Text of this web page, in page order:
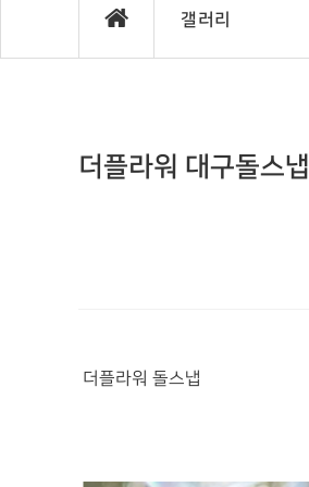
갤러리
더플라워 대구돌스냅
더플라워 돌스냅